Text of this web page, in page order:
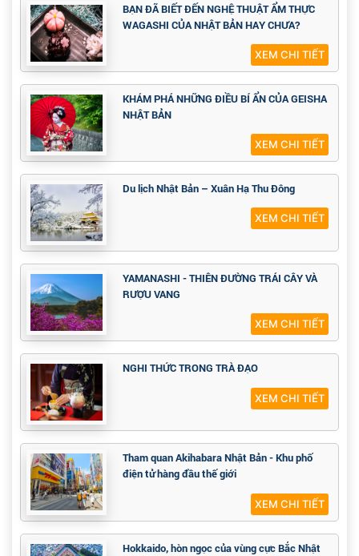
BẠN ĐÃ BIẾT ĐẾN NGHỆ THUẬT ẨM THỰC
WAGASHI CỦA NHẬT BẢN HAY CHƯA?
XEM CHI TIẾT
KHÁM PHÁ NHỮNG ĐIỀU BÍ ẨN CỦA GEISHA
NHẬT BẢN
XEM CHI TIẾT
Du lịch Nhật Bản – Xuân Hạ Thu Đông
XEM CHI TIẾT
YAMANASHI - THIÊN ĐƯỜNG TRÁI CÂY VÀ
RƯỢU VANG
XEM CHI TIẾT
NGHI THỨC TRONG TRÀ ĐẠO
XEM CHI TIẾT
Tham quan Akihabara Nhật Bản - Khu phố
điện tử hàng đầu thế giới
XEM CHI TIẾT
Hokkaido, hòn ngọc của vùng cực Bắc Nhật